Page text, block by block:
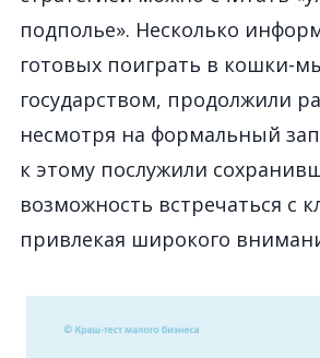
подполье». Несколько
готовых поиграть в кошки-
государством, продолжили
несмотря на формальный
к этому послужили
возможность встречаться с
привлекая широкого